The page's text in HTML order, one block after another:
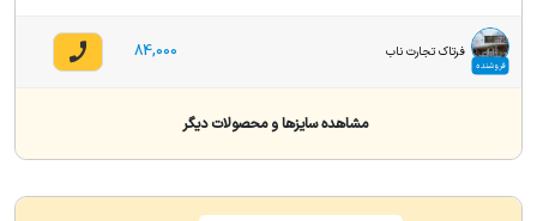
فروشنده
فرتاک تجارت ناب 84,000
مشاهده سایزها و محصولات دیگر